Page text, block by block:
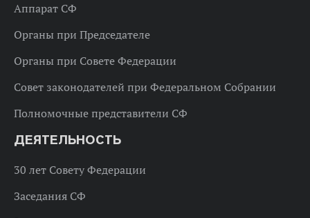
Аппарат СФ
Органы при Председателе
Органы при Совете Федерации
Совет законодателей при Федеральном Собрании
Полномочные представители СФ
ДЕЯТЕЛЬНОСТЬ
30 лет Совету Федерации
Заседания СФ